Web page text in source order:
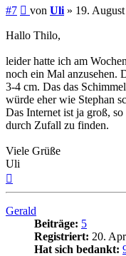
#7 Beitrag
von Uli » 19.
Hallo Thilo,
leider hatte ich am
noch ein Mal anzusehen.
3-4 cm. Das das
würde eher wie Stephan
Das Internet ist ja groß,
durch Zufall zu finden.
Viele Grüße
Uli
Gerald
Beiträge: 5
Registriert: 20.
Hat sich bedankt: